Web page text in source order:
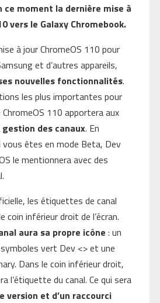
ce moment la dernière mise à
vers le Galaxy Chromebook.
à jour ChromeOS 110 pour
et d’autres appareils,
nouvelles fonctionnalités.
les plus importantes pour
110 apportera aux
gestion des canaux. En
vous êtes en mode Beta, Dev
le mentionnera avec des
les étiquettes de canal
coin inférieur droit de l’écran.
aura sa propre icône : un
vert Dev <> et une
Dans le coin inférieur droit,
l’étiquette du canal. Ce qui sera
version et d’un raccourci